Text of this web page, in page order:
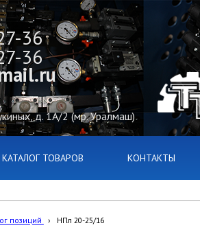
36
д. 1А/2 (мр. Уралмаш)
36
КАТАЛОГ ТОВАРОВ КОНТАКТЫ
позиций › НПл 20-25/16